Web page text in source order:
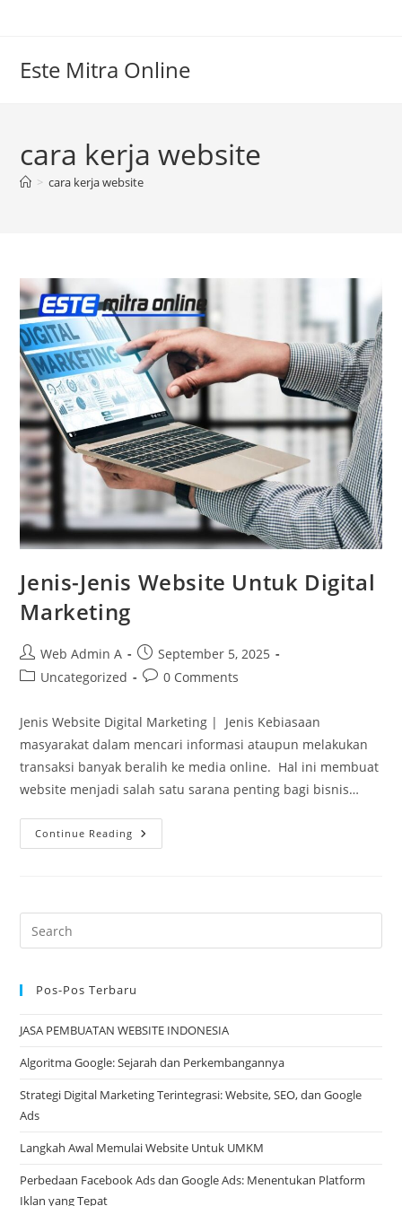
Este Mitra Online
cara kerja website
> cara kerja website
Jenis-Jenis Website Untuk Digital
Marketing
Post
author:
Web Admin A
Post
published:
September 5, 2025
PostUncategorized
Post0 Comments
Jenis Website Digital Marketing | Jenis Kebiasaan
masyarakat dalam mencari informasi ataupun melakukan
transaksi banyak beralih ke media online. Hal ini membuat
website menjadi salah satu sarana penting bagi bisnis…
Continue Reading Jenis-
Jenis
Pos-Pos Terbaru
JASA PEMBUATAN WEBSITE INDONESIA
Algoritma Google: Sejarah dan Perkembangannya
Strategi Digital Marketing Terintegrasi: Website, SEO, dan Google
Ads
Langkah Awal Memulai Website Untuk UMKM
Perbedaan Facebook Ads dan Google Ads: Menentukan Platform
Iklan yang Tepat